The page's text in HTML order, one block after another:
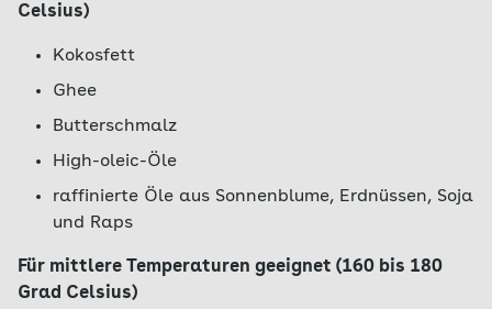
Celsius)
Kokosfett
Ghee
Butterschmalz
High-oleic-Öle
raffinierte Öle aus Sonnenblume, Erdnüssen, Soja
und Raps
Für mittlere Temperaturen geeignet (160 bis 180
Grad Celsius)